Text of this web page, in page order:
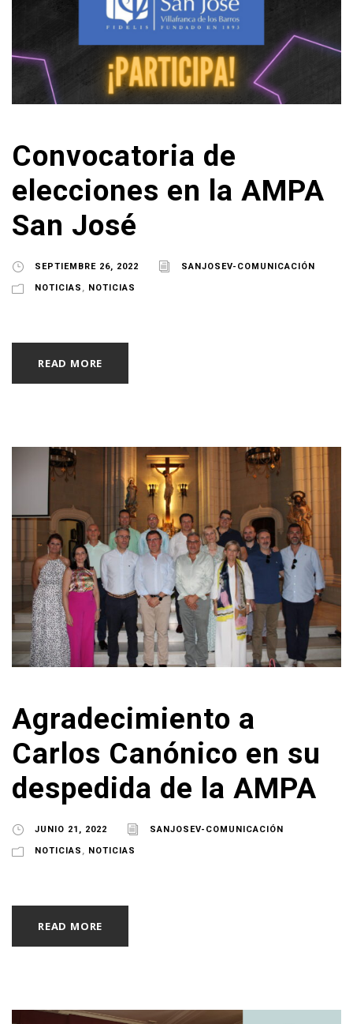
Convocatoria de
elecciones en la AMPA
San José
SEPTIEMBRE 26, 2022 SANJOSEV-COMUNICACIÓN
NOTICIAS , NOTICIAS
READ MORE
Agradecimiento a
Carlos Canónico en su
despedida de la AMPA
JUNIO 21, 2022 SANJOSEV-COMUNICACIÓN
NOTICIAS NOTICIAS
READ MORE